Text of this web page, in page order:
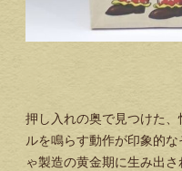
押し入れの奥で見つけた
ルを鳴らす動作が印象的
ゃ製造の黄金期に生み出